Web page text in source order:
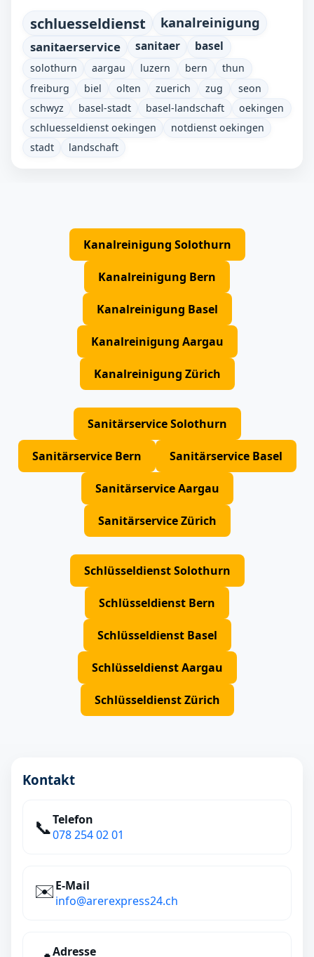
schluesseldienst kanalreinigung
sanitaerservice sanitaer basel
solothurn aargau luzern bern
thun
freiburg
biel olten zuerich zug
seon
schwyz
basel-stadt basel-landschaft
oekingen
schluesseldienst oekingen
notdienst oekingen
stadt
landschaft
Kanalreinigung Solothurn
Kanalreinigung Bern
Kanalreinigung Basel
Kanalreinigung Aargau
Kanalreinigung Zürich
Sanitärservice Solothurn
Sanitärservice Bern Sanitärservice Basel
Sanitärservice Aargau
Sanitärservice Zürich
Schlüsseldienst Solothurn
Schlüsseldienst Bern
Schlüsseldienst Basel
Schlüsseldienst Aargau
Schlüsseldienst Zürich
Kontakt
📞Telefon
078 254 02 01
✉️E‑Mail
info@arerexpress24.ch
Adresse